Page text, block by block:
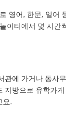
영어, 한문, 일어
이터에서 몇 시간
관에 가거나 동사
지방으로 유학가
요.